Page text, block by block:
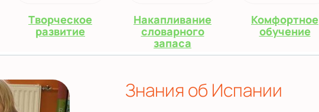
Творческое
развитие
Накапливание
словарного
запаса
Комфортное
обучение
Знания об Испании